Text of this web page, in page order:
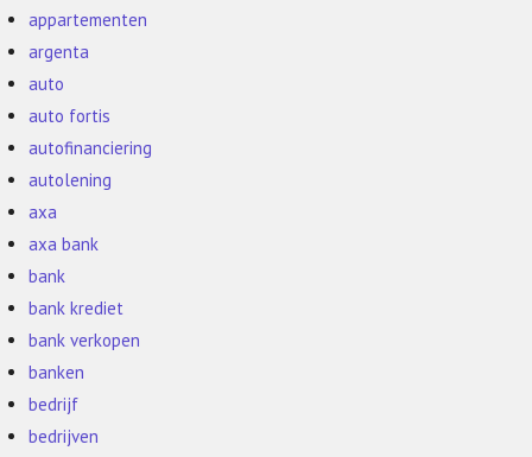
appartementen
argenta
auto
auto fortis
autofinanciering
autolening
axa
axa bank
bank
bank krediet
bank verkopen
banken
bedrijf
bedrijven